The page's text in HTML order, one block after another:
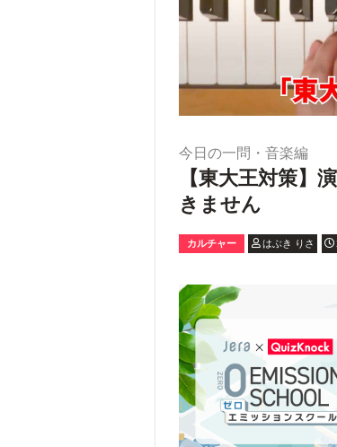
今日の一問・音楽編
【東大王対策】
きません
カルチャー はぶき りさ